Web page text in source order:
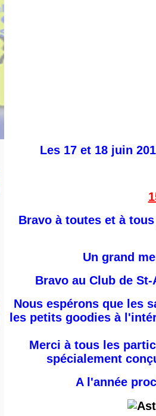
Les 17 et 18 juin
Bravo à toutes et à
Un grand
Bravo au Club de
Nous espérons que les
les petits goodies à
Merci à tous les
spécialement
A l'année